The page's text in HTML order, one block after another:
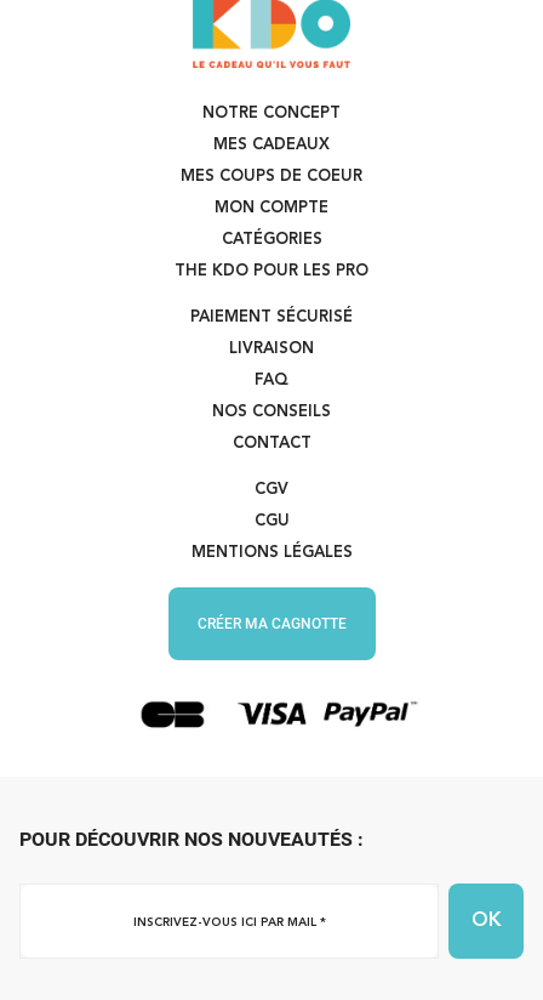
NOTRE CONCEPT
MES CADEAUX
MES COUPS DE COEUR
MON COMPTE
CATÉGORIES
THE KDO POUR LES PRO
PAIEMENT SÉCURISÉ
LIVRAISON
FAQ
NOS CONSEILS
CONTACT
CGV
CGU
MENTIONS LÉGALES
CRÉER MA CAGNOTTE
POUR DÉCOUVRIR NOS NOUVEAUTÉS :